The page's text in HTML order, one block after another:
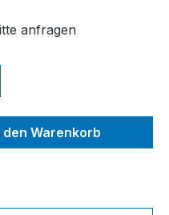
anfragen
den
den Warenkorb